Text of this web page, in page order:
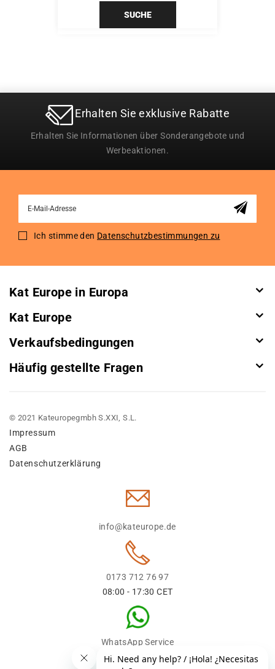
SUCHE
Erhalten Sie exklusive Rabatte
Erhalten Sie Informationen über Sonderangebote und
Werbeaktionen.
for
Ich stimme den Datenschutzbestimmungen zu
Kat Europe in Europa
Kat Europe
Verkaufsbedingungen
Häufig gestellte Fragen
© 2021 Kateuropegmbh S.XXI, S.L.
Impressum
AGB
Datenschutzerklärung
info@kateurope.de
0173 712 76 97
08:00 - 17:30 CET
WhatsApp Service
0173 712 76 97